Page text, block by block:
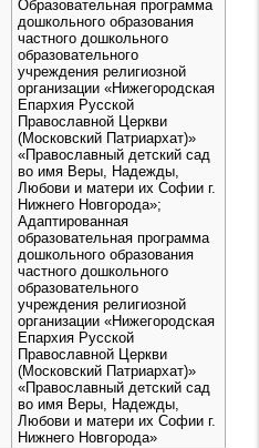
Образовательная программа
дошкольного образования
частного дошкольного
образовательного
учреждения религиозной
организации «Нижегородская
Епархия Русской
Православной Церкви
(Московский Патриархат)»
«Православный детский сад
во имя Веры, Надежды,
Любови и матери их Софии г.
Нижнего Новгорода»;
Адаптированная
образовательная программа
дошкольного образования
частного дошкольного
образовательного
учреждения религиозной
организации «Нижегородская
Епархия Русской
Православной Церкви
(Московский Патриархат)»
«Православный детский сад
во имя Веры, Надежды,
Любови и матери их Софии г.
Нижнего Новгорода»